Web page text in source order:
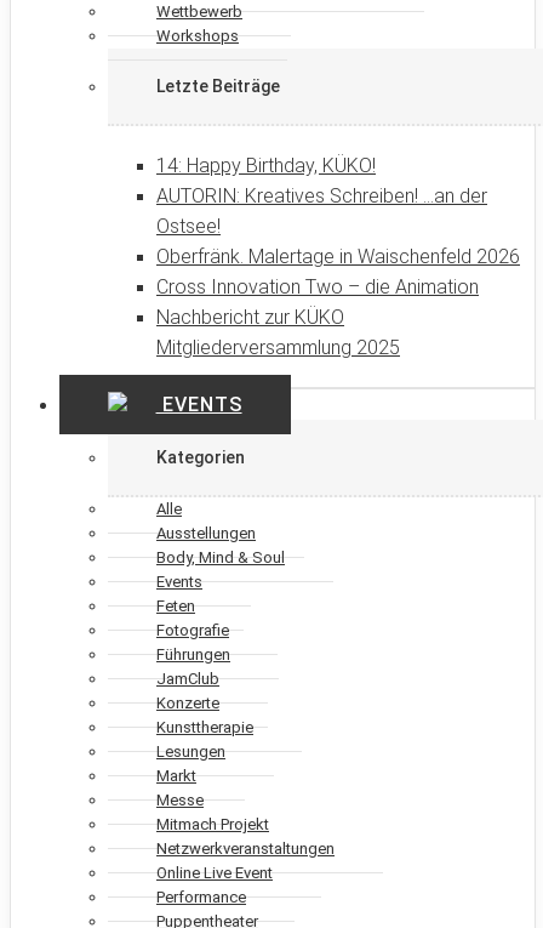
Wettbewerb
Workshops
Letzte Beiträge
14: Happy Birthday, KÜKO!
AUTORIN: Kreatives Schreiben! …an der
Ostsee!
Oberfränk. Malertage in Waischenfeld 2026
Cross Innovation Two – die Animation
Nachbericht zur KÜKO
Mitgliederversammlung 2025
EVENTS
Kategorien
Alle
Ausstellungen
Body, Mind & Soul
Events
Feten
Fotografie
Führungen
JamClub
Konzerte
Kunsttherapie
Lesungen
Markt
Messe
Mitmach Projekt
Netzwerkveranstaltungen
Online Live Event
Performance
Puppentheater